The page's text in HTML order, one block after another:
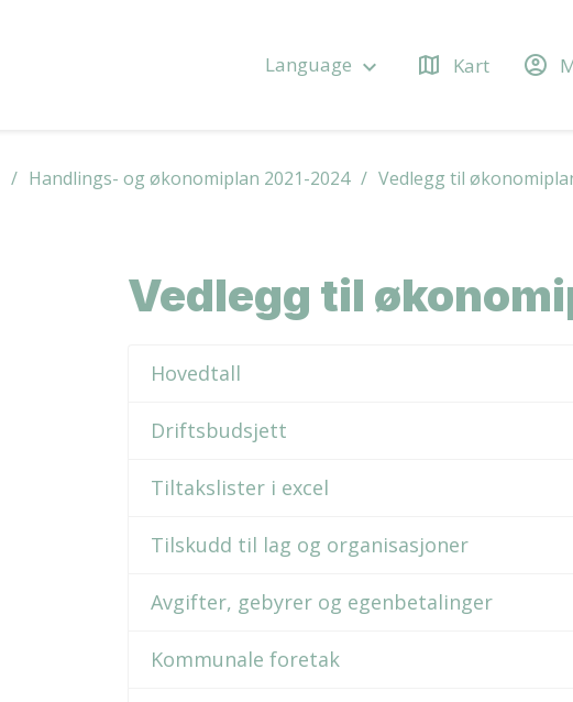
Language keyboard_arrow_down map Kart account_circle
Handlings- og økonomiplan 2021-2024 Vedlegg til
Vedlegg til
Hovedtall
Driftsbudsjett
Tiltakslister i excel
Tilskudd til lag og organisasjoner
Avgifter, gebyrer og egenbetalinger
Kommunale foretak